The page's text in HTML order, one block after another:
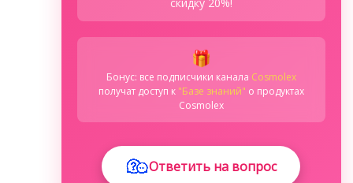
🎁
Бонус: все подписчики канала Cosmolex
получат доступ к "Базе знаний" о продуктах
Cosmolex
Ответить на вопрос